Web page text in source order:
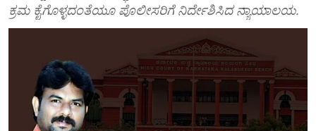
ಕ್ರಮ ಕೈಗೊಳ್ಳದಂತೆಯೂ ಪೊಲೀಸರಿಗೆ ನಿರ್ದೇಶಿಸಿದ ನ್ಯಾಯಾಲಯ.